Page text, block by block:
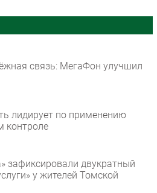
связь: МегаФон улучшил
лидирует по применению
контроле
зафиксировали двукратный
у жителей Томской